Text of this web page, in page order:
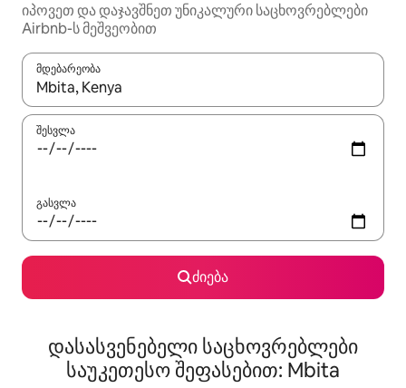
იპოვეთ და დაჯავშნეთ უნიკალური საცხოვრებლები
Airbnb-ს მეშვეობით
მდებარეობა
როცა შედეგები ხელმისაწვდომი გახდება, ნავიგაციისთვის
შესვლა
გასვლა
ძიება
დასასვენებელი საცხოვრებლები
საუკეთესო შეფასებით: Mbita